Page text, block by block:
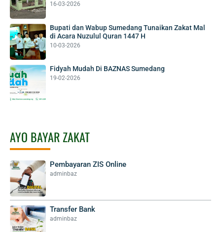
16-03-2026
Bupati dan Wabup Sumedang Tunaikan Zakat Mal
di Acara Nuzulul Quran 1447 H
10-03-2026
Fidyah Mudah Di BAZNAS Sumedang
19-02-2026
AYO BAYAR ZAKAT
Pembayaran ZIS Online
adminbaz
Transfer Bank
adminbaz